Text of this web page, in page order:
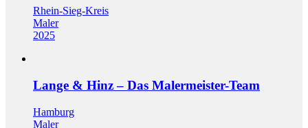
Rhein-Sieg-Kreis
Maler
2025
Lange & Hinz – Das Malermeister-Team
Hamburg
Maler